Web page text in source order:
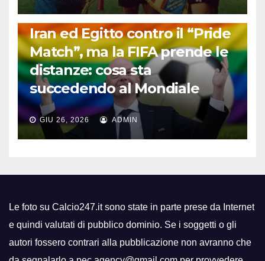
FUORI DAL CAMPO: CALCIO, GOSSIP E NON SOLO
Iran ed Egitto contro il “Pride
Match”, ma la FIFA prende le
distanze: cosa sta
succedendo al Mondiale
GIU 26, 2026 ADMIN
Le foto su Calcio247.it sono state in parte prese da Internet
e quindi valutati di pubblico dominio. Se i soggetti o gli
autori fossero contrari alla pubblicazione non avranno che